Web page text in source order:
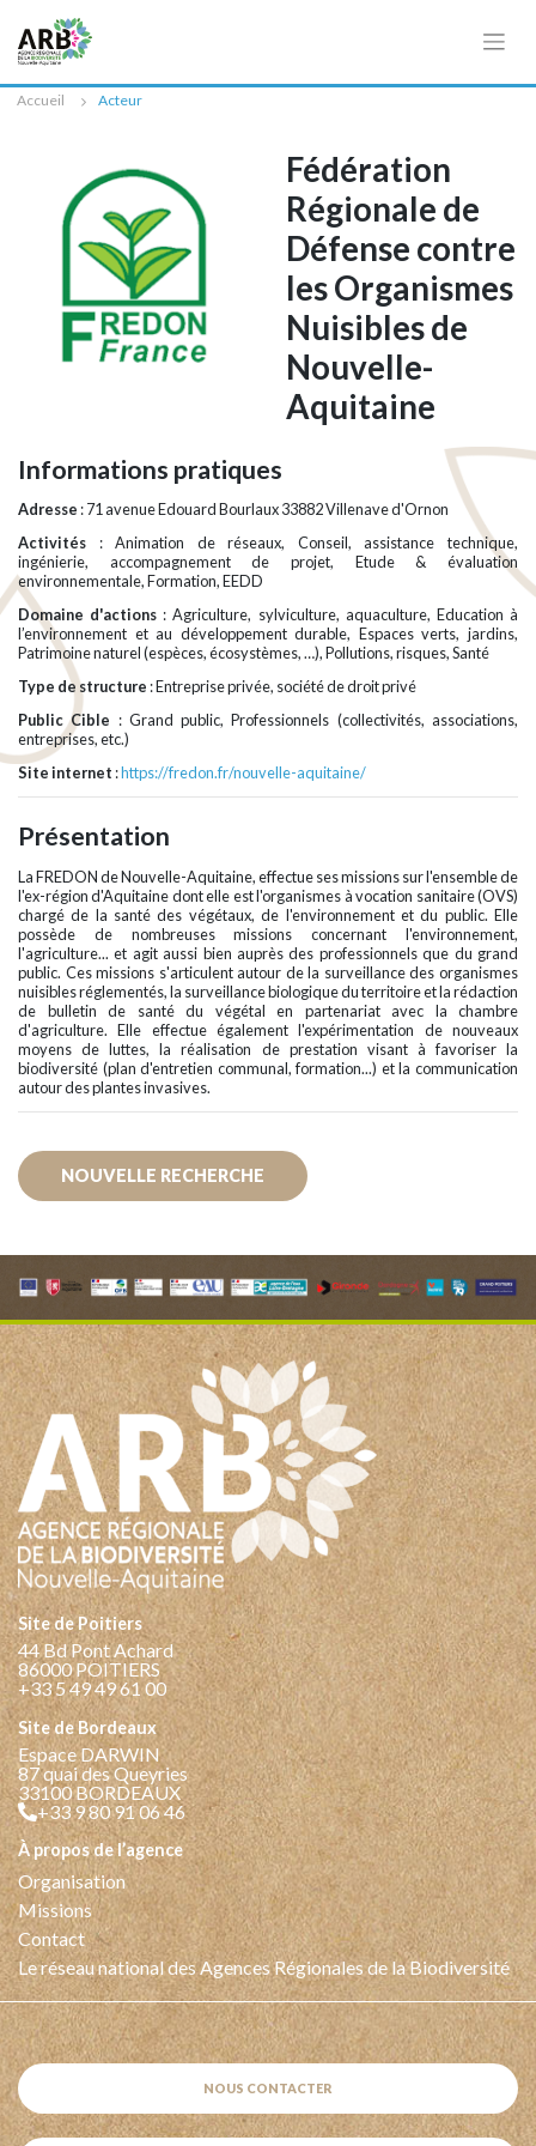
Accueil Acteur
Fédération
Régionale de
Défense contre
les Organismes
Nuisibles de
Nouvelle-
Aquitaine
Informations pratiques
Adresse : 71 avenue Edouard Bourlaux 33882 Villenave d'Ornon
Activités : Animation de réseaux, Conseil, assistance technique,
ingénierie, accompagnement de projet, Etude & évaluation
environnementale, Formation, EEDD
Domaine d'actions : Agriculture, sylviculture, aquaculture, Education à
l’environnement et au développement durable, Espaces verts, jardins,
Patrimoine naturel (espèces, écosystèmes, …), Pollutions, risques, Santé
Type de structure : Entreprise privée, société de droit privé
Public Cible : Grand public, Professionnels (collectivités, associations,
entreprises, etc.)
Site internet :https://fredon.fr/nouvelle-aquitaine/
Présentation
La FREDON de Nouvelle-Aquitaine, effectue ses missions sur l'ensemble de
l'ex-région d'Aquitaine dont elle est l'organismes à vocation sanitaire (OVS)
chargé de la santé des végétaux, de l'environnement et du public. Elle
possède de nombreuses missions concernant l'environnement,
l'agriculture... et agit aussi bien auprès des professionnels que du grand
public. Ces missions s'articulent autour de la surveillance des organismes
nuisibles réglementés, la surveillance biologique du territoire et la rédaction
de bulletin de santé du végétal en partenariat avec la chambre
d'agriculture. Elle effectue également l'expérimentation de nouveaux
moyens de luttes, la réalisation de prestation visant à favoriser la
biodiversité (plan d'entretien communal, formation...) et la communication
autour des plantes invasives.
NOUVELLE RECHERCHE
Site de Poitiers
44 Bd Pont Achard
86000 POITIERS
+33 5 49 49 61 00
Site de Bordeaux
Espace DARWIN
87 quai des Queyries
33100 BORDEAUX
+33 9 80 91 06 46
à propos de l’agence
Organisation
Missions
Contact
Le réseau national des Agences Régionales de la Biodiversité
NOUS CONTACTER